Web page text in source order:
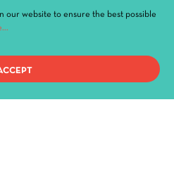
our website to ensure the best possible